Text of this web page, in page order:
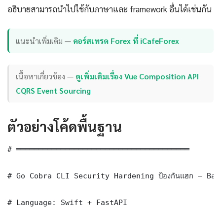
อธิบายสามารถนำไปใช้กับภาษาและ framework อื่นได้เช่นกัน
แนะนำเพิ่มเติม — คอร์สเทรด Forex ที่ iCafeForex
เนื้อหาเกี่ยวข้อง — ดูเพิ่มเติมเรื่อง Vue Composition API
CQRS Event Sourcing
ตัวอย่างโค้ดพื้นฐาน
# ═══════════════════════════════════════
# Go Cobra CLI Security Hardening ป้องกันแฮก —
# Language: Swift + FastAPI